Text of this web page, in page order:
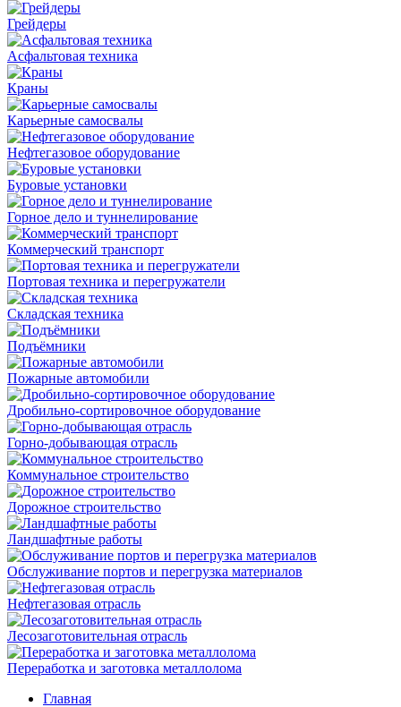
Грейдеры
Асфальтовая техника
Краны
Карьерные самосвалы
Нефтегазовое оборудование
Буровые установки
Горное дело и туннелирование
Коммерческий транспорт
Портовая техника и перегружатели
Складская техника
Подъёмники
Пожарные автомобили
Дробильно-сортировочное оборудование
Горно-добывающая отрасль
Коммунальное строительство
Дорожное строительство
Ландшафтные работы
Обслуживание портов и перегрузка материалов
Нефтегазовая отрасль
Лесозаготовительная отрасль
Переработка и заготовка металлолома
Главная